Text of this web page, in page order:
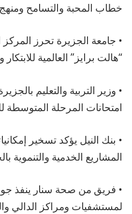
خطاب المحبة والتسامح
• جامعة الجزيرة تحرز
“هالت برايز” العالمية للابتكار
• وزير التربية والتعليم
امتحانات المرحلة المتوسطة
• بنك النيل يؤكد تسخير
المشاريع الخدمية والتنموية
• فريق من صحة سنار ينفذ
لمستشفيات ومراكز الدالي